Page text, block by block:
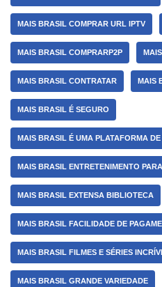
MAIS BRASIL COMPRAR URL IPTV
MAIS BRASIL COMPRARP2P
MAIS BRASIL CONTRATAR MAIS
MAIS BRASIL É SEGURO
MAIS BRASIL É UMA PLATAFORMA
MAIS BRASIL ENTRETENIMENTO
MAIS BRASIL EXTENSA BIBLIOTECA
MAIS BRASIL FACILIDADE DE
MAIS BRASIL FILMES E SÉRIES
MAIS BRASIL GRANDE VARIEDADE